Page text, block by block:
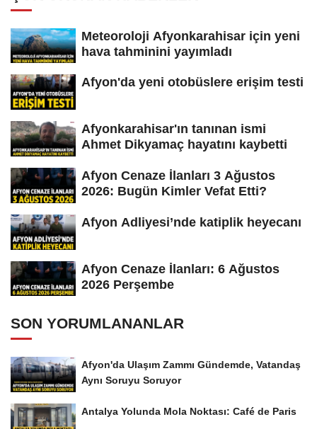
Meteoroloji Afyonkarahisar için yeni
hava tahminini yayımladı
Afyon'da yeni otobüslere erişim testi
Afyonkarahisar'ın tanınan ismi
Ahmet Dikyamaç hayatını kaybetti
Afyon Cenaze İlanları 3 Ağustos
2026: Bugün Kimler Vefat Etti?
Afyon Adliyesi’nde katiplik heyecanı
Afyon Cenaze İlanları: 6 Ağustos
2026 Perşembe
SON YORUMLANANLAR
Afyon'da Ulaşım Zammı Gündemde, Vatandaş
Aynı Soruyu Soruyor
Antalya Yolunda Mola Noktası: Café de Paris